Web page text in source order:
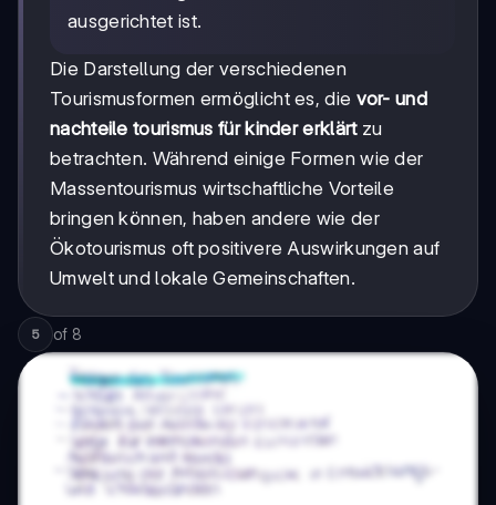
ausgerichtet ist.
Die Darstellung der verschiedenen
Tourismusformen ermöglicht es, die vor- und
nachteile tourismus für kinder erklärtzu
betrachten. Während einige Formen wie der
Massentourismus wirtschaftliche Vorteile
bringen können, haben andere wie der
Ökotourismus oft positivere Auswirkungen auf
Umwelt und lokale Gemeinschaften.
5 of 8